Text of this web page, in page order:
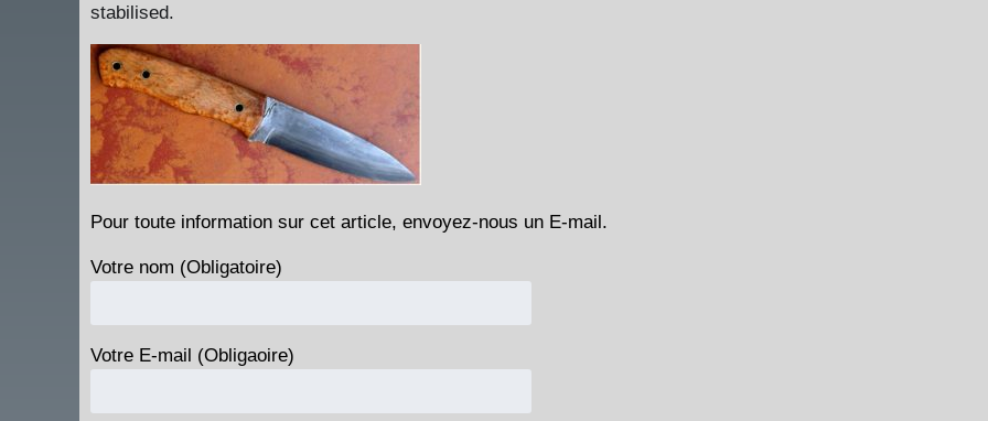
stabilised.
Pour toute information sur cet article, envoyez-nous un E-mail.
Votre nom (Obligatoire)
Votre E-mail (Obligaoire)